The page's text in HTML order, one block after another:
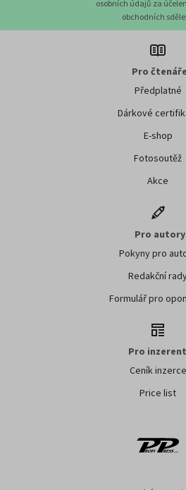
osobních údajů za
obchodních
Pro čtenáře
Předplatné
Dárkové
E-shop
Fotosoutěž
Akce
Pro autory
Pokyny pro
Redakční
Formulář pro
Pro
Ceník inzerce
Price list